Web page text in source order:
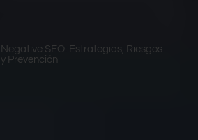
Negative SEO: Estrategias, Riesgos
y Prevención